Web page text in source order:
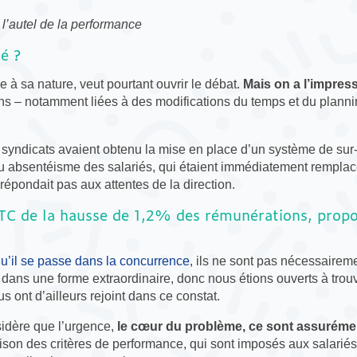
de la performance
?
à sa nature, veut pourtant ouvrir le débat. Mais on a
– notamment liées à des modifications du temps et du
avaient obtenu la mise en place d’un système de
des salariés, qui étaient immédiatement
pas aux attentes de la direction.
de la hausse de 1,2% des rémunérations,
se passe dans la concurrence, ils ne sont pas
une forme extraordinaire, donc nous étions ouverts à
ont d’ailleurs rejoint dans ce constat.
que l’urgence, le cœur du problème, ce sont
des critères de performance, qui sont imposés aux